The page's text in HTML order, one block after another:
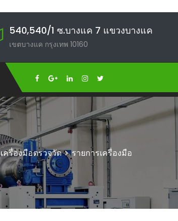
540,540/1 ซ.บางแค 7 แขวงบางแค
เขตบางแค กรุงเทพ 10160
เครื่องมือตรวจวัด รายการเครื่องมือ